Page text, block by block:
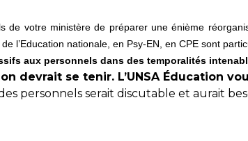
votre ministère de préparer une énième
l’Education nationale, en Psy-EN, en CPE sont
aux personnels dans des temporalités
devrait se tenir. L’UNSA Éducation
personnels serait discutable et aurait